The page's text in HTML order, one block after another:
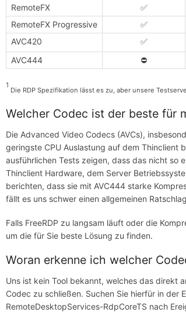
RemoteFX
✅
RemoteFX Progressive
✅
AVC420
✅
AVC444 ⛔
1
Die RDP Spezifikation lässt es zu, aber unsere
Welcher Codec ist der beste für
Die Advanced Video Codecs (AVCs),
geringste CPU Auslastung auf dem
ausführlichen Tests zeigen, dass das nicht so
Thinclient Hardware, dem Server
berichten, dass sie mit AVC444 starke
fällt es uns schwer einen allgemeinen
Falls FreeRDP zu langsam läuft oder die
um die für Sie beste Lösung zu finden.
Woran erkenne ich welcher
Uns ist kein Tool bekannt, welches das direkt
Codec zu schließen. Suchen Sie hierfür in
RemoteDesktopServices-RdpCoreTS nach